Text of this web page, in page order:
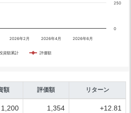
資額累計 評価額
2026年2月 2026年4月 2026年6月
0
250
額 評価額 リターン
1,200 1,354 +12.81